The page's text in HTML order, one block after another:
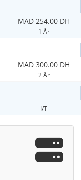
MAD 254.00 DH
1 År
MAD 300.00 DH
2 År
I/T